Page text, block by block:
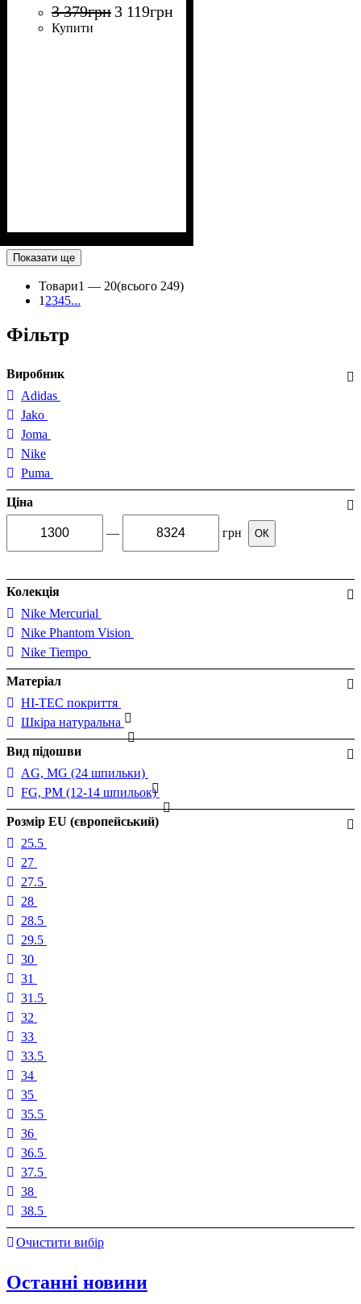
3 379грн 3 119грн
Купити
Показати ще
Товари1 — 20(всього 249)
1 2345...
Фільтр
Виробник
Adidas
Jako
Joma
Nike
Puma
Ціна
— грн ОК
Колекція
Nike Mercurial
Nike Phantom Vision
Nike Tiempo
Матеріал
HI-TEC покриття
Шкіра натуральна
Вид підошви
AG, MG (24 шпильки)
FG, PM (12-14 шпильок)
Розмір EU (європейський)
25.5
27
27.5
28
28.5
29.5
30
31
31.5
32
33
33.5
34
35
35.5
36
36.5
37.5
38
38.5
Очистити вибір
Останні новини